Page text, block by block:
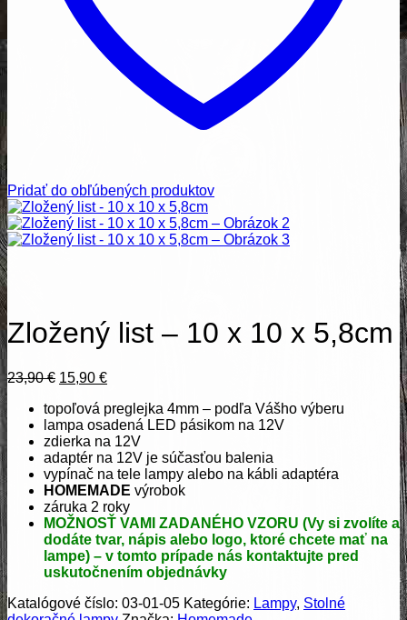
Pridať do obľúbených produktov
Zložený list – 10 x 10 x 5,8cm
23,90€ Pôvodná
bola:
23,90 €.
15,90 €Aktuálna
je:
15,90 €.
topoľová preglejka 4mm – podľa Vášho výberu
lampa osadená LED pásikom na 12V
zdierka na 12V
adaptér na 12V je súčasťou balenia
vypínač na tele lampy alebo na kábli adaptéra
HOMEMADE výrobok
záruka 2 roky
MOŽNOSŤ VAMI ZADANÉHO VZORU (Vy si zvolíte a
dodáte tvar, nápis alebo logo, ktoré chcete mať na
lampe) – v tomto prípade nás kontaktujte pred
uskutočnením objednávky
Katalógové číslo: 03-01-05 Kategórie: Lampy, Stolné